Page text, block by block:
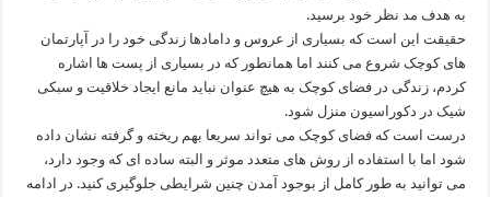
به هدف مد نظر خود برسید.
حقیقت این است که بسیاری از عروس و دامادها زندگی خود را در آپارتمان
های کوچک شروع می کنند اما همانطور که در بسیاری از پست ها اشاره
کردم، زندگی در فضای کوچک به هیچ عنوان نباید مانع ایجاد خلاقیت و سبکی
شیک در دکوراسیون منزل شود.
درست است که فضای کوچک می تواند سریعا بهم ریخته و گرفته نشان داده
شود اما با استفاده از روش های متعدد موثر و البته ساده ای که وجود دارد،
می توانید به طور کامل از بوجود آمدن چنین شرایطی جلوگیری کنید. در ادامه